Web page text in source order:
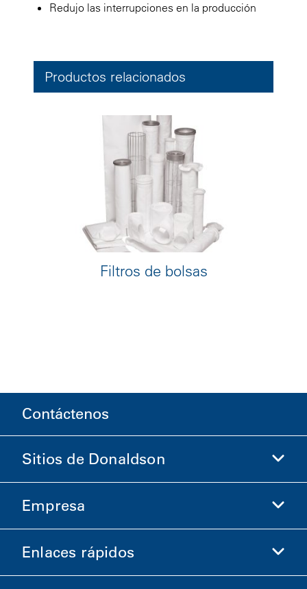
Redujo las interrupciones en la producción
Productos relacionados
Filtros de bolsas
Contáctenos
Sitios de Donaldson
Donaldson Life Sciences
Empresa
Información de la empresa
Enlaces rápidos